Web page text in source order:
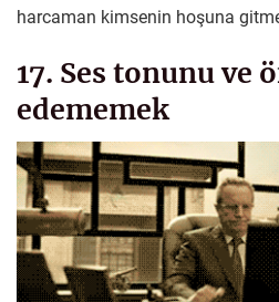
harcaman kimsenin hoşuna
17. Ses tonunu
edememek